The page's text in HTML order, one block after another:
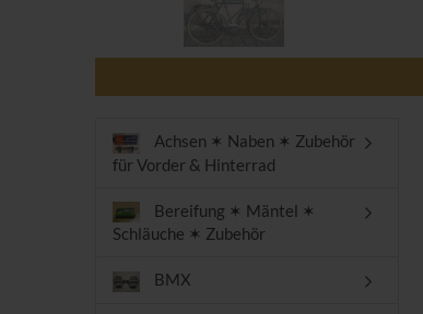
Achsen ✶ Naben ✶ Zubehör
für Vorder & Hinterrad
Bereifung ✶ Mäntel ✶
Schläuche ✶ Zubehör
BMX